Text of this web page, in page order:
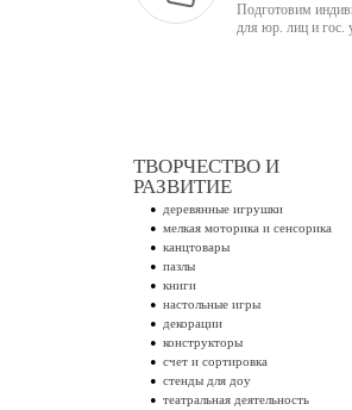
Подготовим
для юр. лиц и гос.
ТВОРЧЕСТВО И
РАЗВИТИЕ
деревянные игрушки
мелкая моторика и сенсорика
канцтовары
пазлы
книги
настольные игры
декорации
конструкторы
счет и сортировка
стенды для доу
театральная деятельность